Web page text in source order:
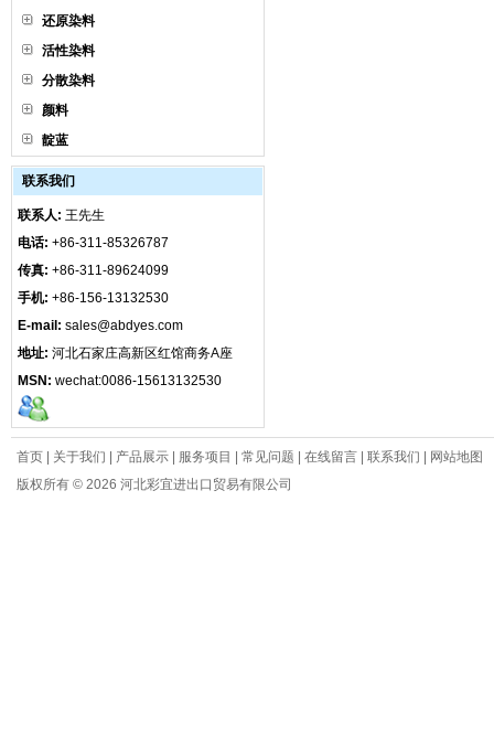
还原染料
活性染料
分散染料
颜料
靛蓝
联系我们
联系人: 王先生
电话: +86-311-85326787
传真: +86-311-89624099
手机: +86-156-13132530
E-mail: sales@abdyes.com
地址: 河北石家庄高新区红馆商务A座
MSN: wechat:0086-15613132530
首页 关于我们 产品展示 服务项目 常见问题 在线留言 联系我们
网站地图
版权所有 © 2026 河北彩宜进出口贸易有限公司